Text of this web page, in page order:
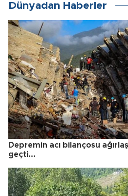
Dünyadan Haberler
Depremin acı bilançosu
geçti...